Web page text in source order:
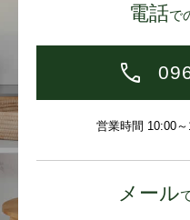
電話で
営業時間 10:00
メール